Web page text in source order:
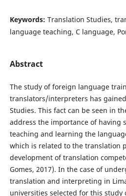
Keywords: Translation Studies,
language teaching, C language,
Abstract
The study of foreign language
translators/interpreters has
Studies. This fact can be seen in
address the importance of having
teaching and learning the
which is related to the translation
development of translation
Gomes, 2017). In the case of
translation and interpreting in
universities selected for this study